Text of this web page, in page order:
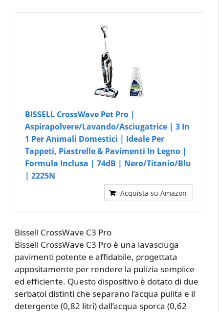
BISSELL CrossWave Pet Pro |
Aspirapolvere/Lavando/Asciugatrice | 3 In
1 Per Animali Domestici | Ideale Per
Tappeti, Piastrelle & Pavimenti In Legno |
Formula Inclusa | 74dB | Nero/Titanio/Blu
| 2225N
Acquista su Amazon
Bissell CrossWave C3 Pro
Bissell CrossWave C3 Pro è una lavasciuga
pavimenti potente e affidabile, progettata
appositamente per rendere la pulizia semplice
ed efficiente. Questo dispositivo è dotato di due
serbatoi distinti che separano l’acqua pulita e il
detergente (0,82 litri) dall’acqua sporca (0,62